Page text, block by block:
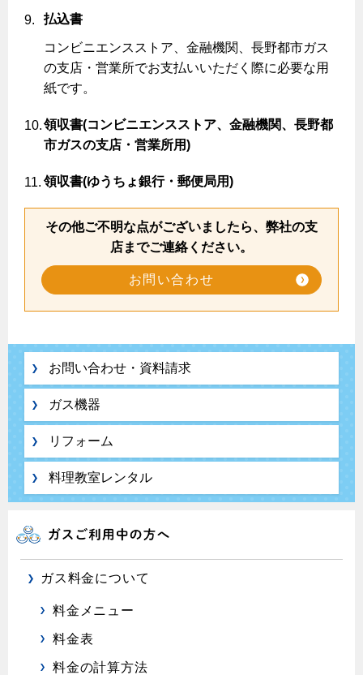
払込書
コンビニエンスストア、金融機関、長野都市ガス
の支店・営業所でお支払いいただく際に必要な用
紙です。
領収書(コンビニエンスストア、金融機関、長野都
市ガスの支店・営業所用)
領収書(ゆうちょ銀行・郵便局用)
その他ご不明な点がございましたら、弊社の支
店までご連絡ください。
お問い合わせ
お問い合わせ・資料請求
ガス機器
リフォーム
料理教室レンタル
ガス料金について
料金メニュー
料金表
料金の計算方法